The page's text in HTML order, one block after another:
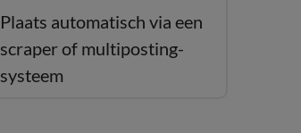
Plaats automatisch via een
scraper of multiposting-
systeem